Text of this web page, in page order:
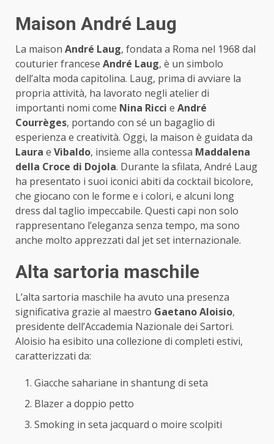
Maison André Laug
La maison André Laug, fondata a Roma nel 1968 dal
couturier francese André Laug, è un simbolo
dell’alta moda capitolina. Laug, prima di avviare la
propria attività, ha lavorato negli atelier di
importanti nomi come Nina Ricci e André
Courrèges, portando con sé un bagaglio di
esperienza e creatività. Oggi, la maison è guidata da
Laura e Vibaldo, insieme alla contessa Maddalena
della Croce di Dojola. Durante la sfilata, André Laug
ha presentato i suoi iconici abiti da cocktail bicolore,
che giocano con le forme e i colori, e alcuni long
dress dal taglio impeccabile. Questi capi non solo
rappresentano l’eleganza senza tempo, ma sono
anche molto apprezzati dal jet set internazionale.
Alta sartoria maschile
L’alta sartoria maschile ha avuto una presenza
significativa grazie al maestro Gaetano Aloisio,
presidente dell’Accademia Nazionale dei Sartori.
Aloisio ha esibito una collezione di completi estivi,
caratterizzati da:
Giacche sahariane in shantung di seta
Blazer a doppio petto
Smoking in seta jacquard o moire scolpiti